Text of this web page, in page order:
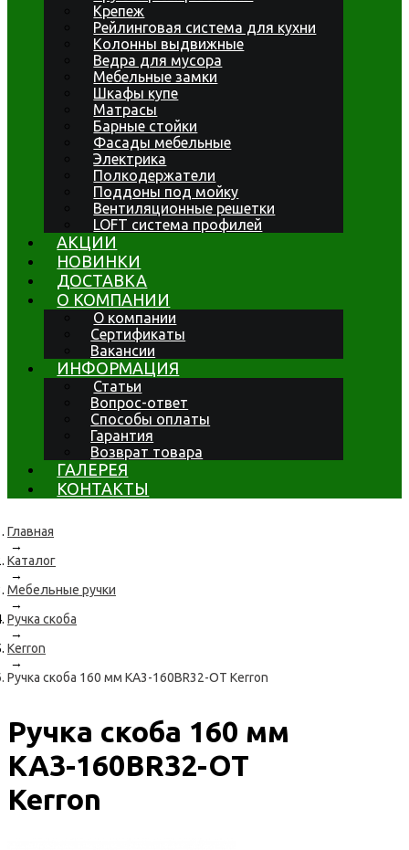
Крепеж
Рейлинговая система для кухни
Колонны выдвижные
Ведра для мусора
Мебельные замки
Шкафы купе
Матрасы
Барные стойки
Фасады мебельные
Электрика
Полкодержатели
Поддоны под мойку
Вентиляционные решетки
LOFT система профилей
АКЦИИ
НОВИНКИ
ДОСТАВКА
О КОМПАНИИ
О компании
Сертификаты
Вакансии
ИНФОРМАЦИЯ
Статьи
Вопрос-ответ
Способы оплаты
Гарантия
Возврат товара
ГАЛЕРЕЯ
КОНТАКТЫ
Главная
→
Каталог
→
Мебельные ручки
→
Ручка скоба
→
Kerron
→
Ручка скоба 160 мм KA3-160BR32-OT Kerron
Ручка скоба 160 мм
KA3-160BR32-OT
Kerron